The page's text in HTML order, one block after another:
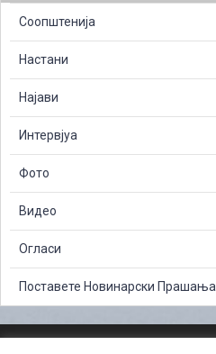
Соопштенија
Настани
Најави
Интервјуа
Фото
Видео
Огласи
Поставете Новинарски Прашања